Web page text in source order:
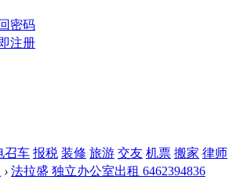
密码
注册
召车 报税 装修 旅游 交友 机票 搬家 律师
› 法拉盛 独立办公室出租 6462394836